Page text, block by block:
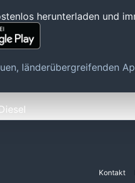
herunterladen und
länderübergreifenden
Kontakt